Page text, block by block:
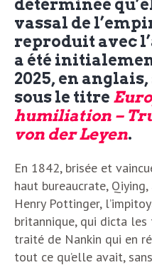
déterminée
vassal de
reproduit avec
a été
2025, en
sous le titre
humiliation –
von der Leyen.
En 1842, brisée et
haut bureaucrate,
Henry Pottinger,
britannique, qui dicta
traité de Nankin qui en
tout ce qu’elle avait,